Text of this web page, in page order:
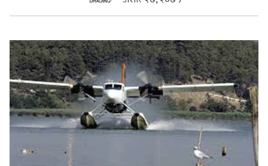
सुचनाहरु
स्वास्थ्य
भिडियो